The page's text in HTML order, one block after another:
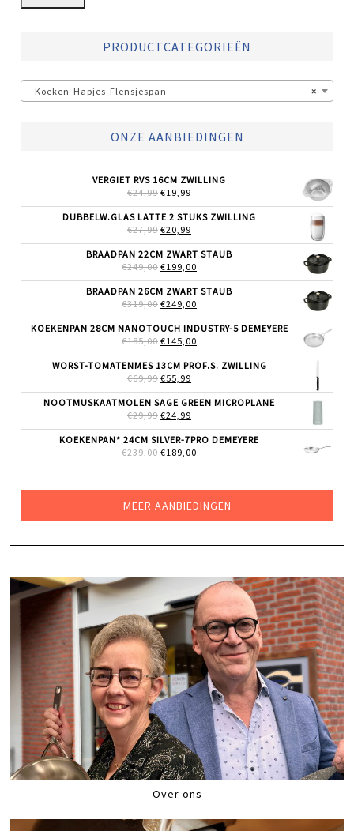
PRODUCTCATEGORIEËN
×
Koeken-Hapjes-Flensjespan
ONZE AANBIEDINGEN
VERGIET RVS 16CM ZWILLING
€24,99 OORSPRONKELIJKE
WAS:
€24,99.
€19,99
IS:
DUBBELW.GLAS LATTE 2 STUKS ZWILLING
€27,99 OORSPRONKELIJKE
WAS:
€27,99.
€20,99
IS:
€20,99.
BRAADPAN 22CM ZWART STAUB
€249,00 OORSPRONKELIJKE
WAS:
€249,00.
€199,00
IS:
BRAADPAN 26CM ZWART STAUB
€319,00 OORSPRONKELIJKE
WAS:
€319,00.
€249,00
IS:
KOEKENPAN 28CM NANOTOUCH INDUSTRY-5 DEMEYERE
€185,00 OORSPRONKELIJKE
WAS:
€185,00.
€145,00
IS:
WORST-TOMATENMES 13CM PROF.S. ZWILLING
€69,99 OORSPRONKELIJKE
WAS:
€69,99.
€55,99
IS:
NOOTMUSKAATMOLEN SAGE GREEN MICROPLANE
€29,99 OORSPRONKELIJKE
WAS:
€29,99.
€24,99
IS:
€24,99.
KOEKENPAN* 24CM SILVER-7PRO DEMEYERE
€239,00 OORSPRONKELIJKE
€189,00
MEER AANBIEDINGEN
Over ons